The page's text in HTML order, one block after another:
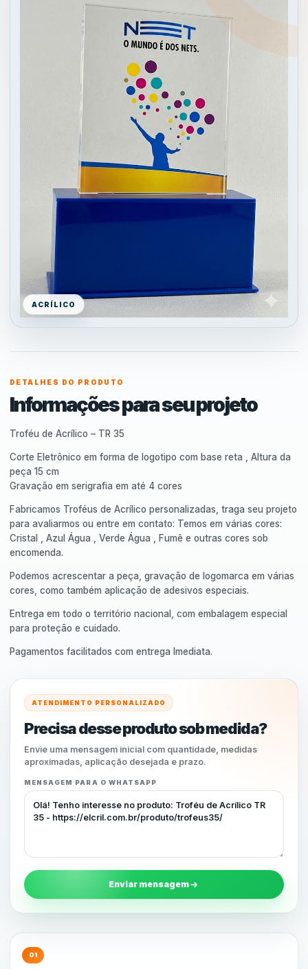
ACRÍLICO
DETALHES DO PRODUTO
Informações para seu projeto
Troféu de Acrílico – TR 35
Corte Eletrônico em forma de logotipo com base reta , Altura da
peça 15 cm
Gravação em serigrafia em até 4 cores
Fabricamos Troféus de Acrílico personalizadas, traga seu projeto
para avaliarmos ou entre em contato: Temos em várias cores:
Cristal , Azul Água , Verde Água , Fumê e outras cores sob
encomenda.
Podemos acrescentar a peça, gravação de logomarca em várias
cores, como também aplicação de adesivos especiais.
Entrega em todo o território nacional, com embalagem especial
para proteção e cuidado.
Pagamentos facilitados com entrega Imediata.
ATENDIMENTO PERSONALIZADO
Precisa desse produto sob medida?
Envie uma mensagem inicial com quantidade, medidas
aproximadas, aplicação desejada e prazo.
MENSAGEM PARA O WHATSAPP
Enviar mensagem
01